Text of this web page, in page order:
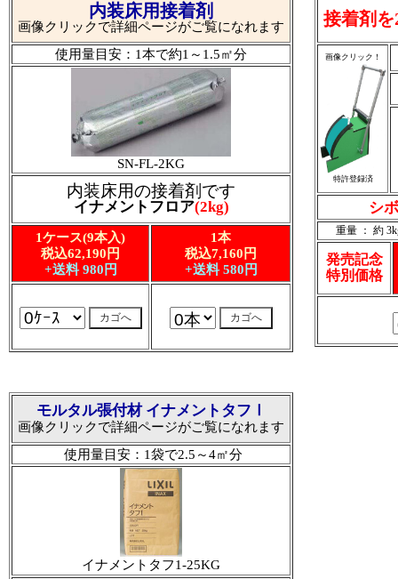
内装床用接着剤
画像クリックで詳細ページがご覧になれます
使用量目安：1本で約1～1.5㎡分
SN-FL-2KG
内装床用の接着剤です
イナメントフロア(2kg)
1ケース(9本入)
税込62,190円
+送料 980円
1本
税込7,160円
+送料 580円
接着剤
画像クリック！
特許登録済
シ
重量 ： 約
発売記念
特別価格
モルタル張付材 イナメントタフⅠ
画像クリックで詳細ページがご覧になれます
使用量目安：1袋で2.5～4㎡分
イナメントタフ1-25KG